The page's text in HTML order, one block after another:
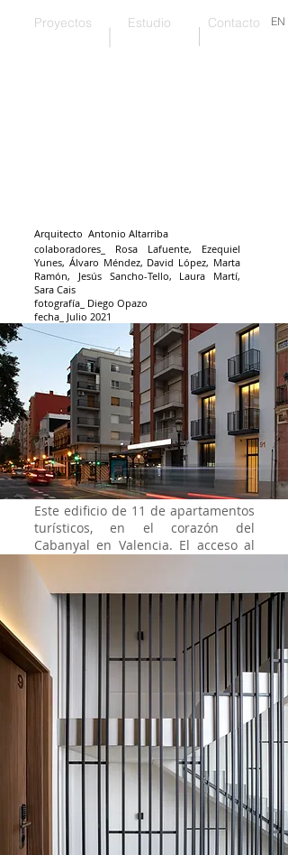
Proyectos Estudio Contacto EN
Arquitecto Antonio Altarriba
colaboradores_ Rosa Lafuente, Ezequiel
Yunes, Álvaro Méndez, David López, Marta
Ramón, Jesús Sancho-Tello, Laura Martí,
Sara Cais
fotografía_ Diego Opazo
fecha_ Julio 2021
Este edificio de 11 de apartamentos
turísticos, en el corazón del
Cabanyal en Valencia. El acceso al
zaguán iluminado por un patio de
luces que es el núcleo central del
edificio, y que actúa como elemento
distribuidor de los diferentes
apartamentos. El concepto
distribuidor de los apartamentos es
a través de un volumen central de
madera que acoge todas las
funciones estáticas de una vivienda,
cocina, baño, cabezal de la cama y
armarios roperos, dejando fluir el
espacio alrededor del mismo.